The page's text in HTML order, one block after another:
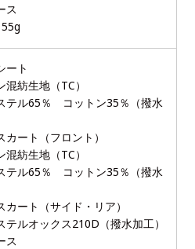
ス
ート
混紡生地（TC）
テル65％ コットン35％（撥水
カート（フロント）
混紡生地（TC）
テル65％ コットン35％（撥水
カート（サイド・リア）
テルオックス210D（撥水加工）
ス